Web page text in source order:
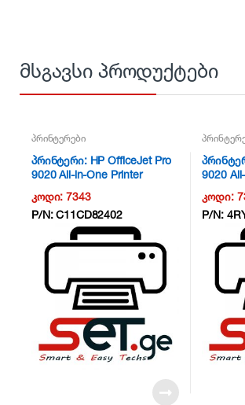
მსგავსი პროდუქტები
პრინტერები
პრინტერი: HP OfficeJet Pro
9020 All-in-One Printer
NG6
კოდი:7343
P/N:C11CD82402
9020
NG6
კოდი:
P/N: